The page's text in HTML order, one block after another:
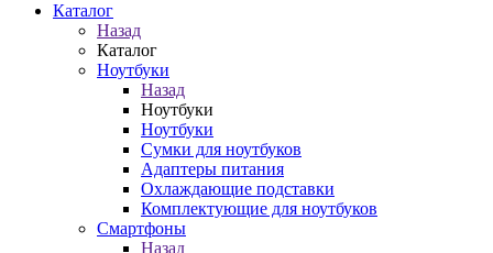
Каталог
Назад
Каталог
Ноутбуки
Назад
Ноутбуки
Ноутбуки
Сумки для ноутбуков
Адаптеры питания
Охлаждающие подставки
Комплектующие для ноутбуков
Смартфоны
Назад